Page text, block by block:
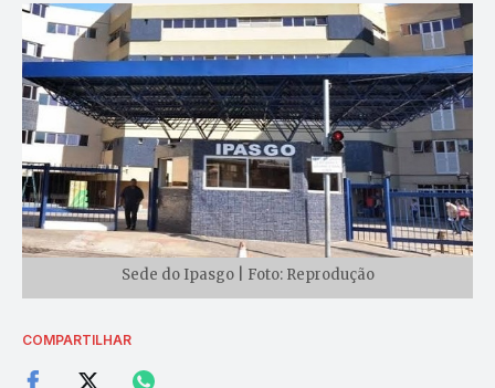
Sede do Ipasgo | Foto: Reprodução
COMPARTILHAR